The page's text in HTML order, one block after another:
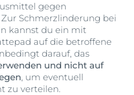
gegen
Schmerzlinderung bei
kannst du ein mit
auf die betroffene
darauf, das
und nicht auf
, um eventuell
zu verteilen.